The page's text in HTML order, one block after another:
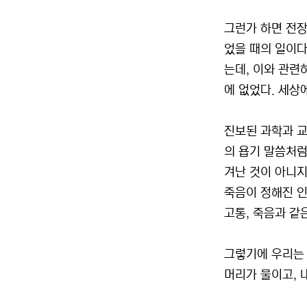
그런가 하면 전
었을 때의 일이
는데, 이와 관련
에 없었다. 세상
진보된 과학과
의 욥기 말씀처
겨난 것이 아니
죽음이 정해진
고통, 죽음과 같
그렇기에 우리
머리가 물이고,